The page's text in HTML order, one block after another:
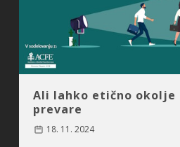
Ali lahko etično okolje
prevare
18. 11. 2024